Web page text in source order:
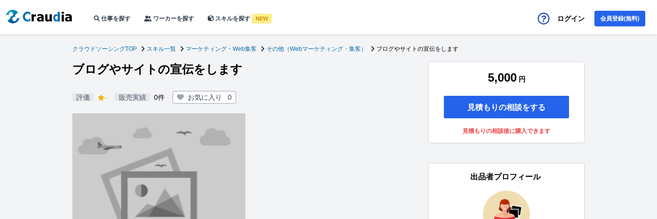
仕事を探す ワーカーを探す スキルを探す NEW ログイン 会員登録(無料)
クラウドソーシングTOP スキル一覧 マーケティング・Web集客 その他（Webマーケティング・集客） ブログやサイトの宣伝をします
ブログやサイトの宣伝をします
評価 - 販売実績 0件 お気に入り 0
5,000 円
見積もりの相談をする
見積もりの相談後に購入できます
出品者プロフィール